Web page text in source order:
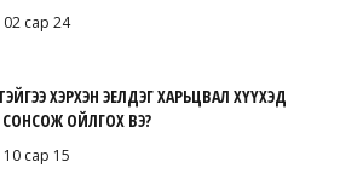
сар 24
ХЭРХЭН ЭЕЛДЭГ ХАРЬЦВАЛ ХҮҮХЭД
ОЙЛГОХ ВЭ?
сар 15